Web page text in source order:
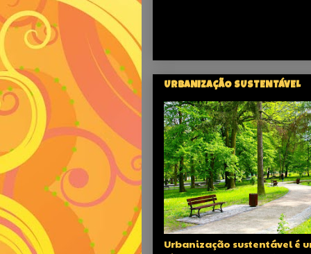
URBANIZAÇÃO SUSTENTÁVEL
Urbanização sustentável é